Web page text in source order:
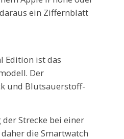
ein Ziffernblatt
Edition ist das
Der
und Blutsauerstoff-
Strecke bei einer
die Smartwatch